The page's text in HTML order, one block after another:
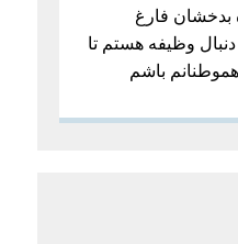
بدخشان فارغ
دنبال وظیفه هستم تا
باشم